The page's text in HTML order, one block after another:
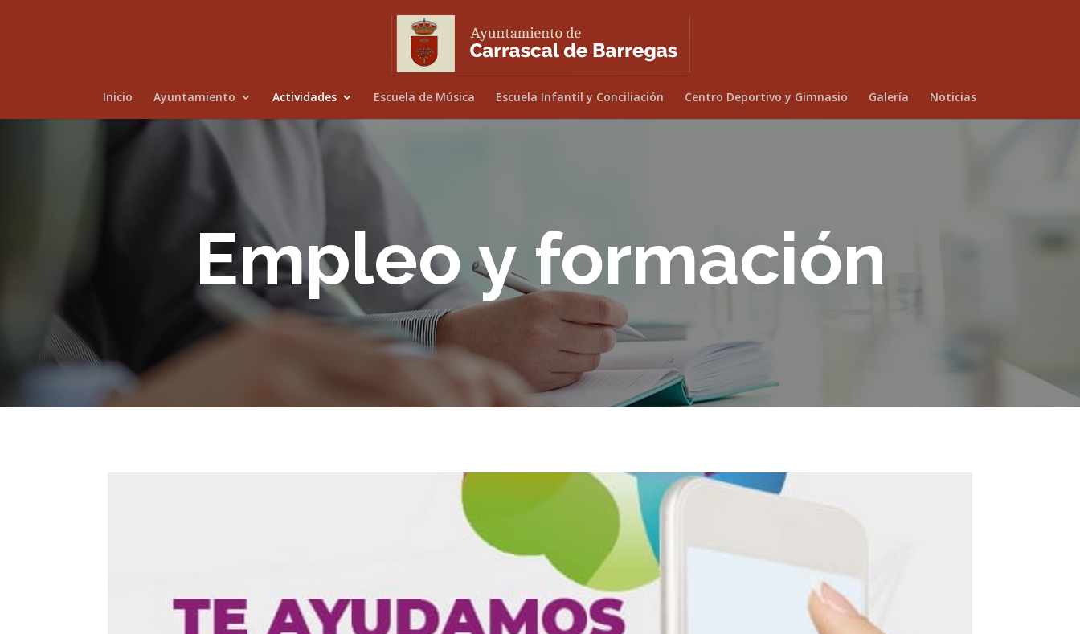
Inicio Ayuntamiento Actividades Escuela de Música Escuela Infantil y Conciliación Centro Deportivo y Gimnasio Galería Noticias
Empleo y formación